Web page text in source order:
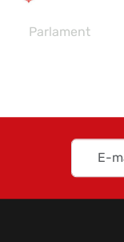
Parlament